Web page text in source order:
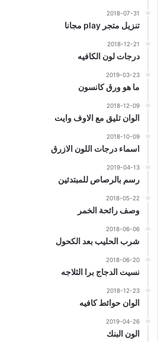
2018-07-31
تنزيل متجر play مجانا
2018-12-21
درجات لون الكافيه
2019-03-23
ما هو ورق كانسون
2018-12-09
الوان تليق مع الاوف وايت
2018-10-09
اسماء درجات اللون الازرق
2019-04-13
رسم بالرصاص للمبتدئين
2018-05-22
وصف رائحة الخمر
2018-06-06
شرب الحليب بعد الكحول
2018-06-20
نسيت الدجاج برا الثلاجه
2018-12-23
الوان حوائط كافيه
2019-04-26
الون البنك